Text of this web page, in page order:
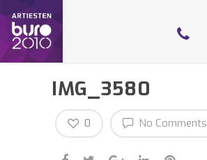
IMG_3580
No Comments
0